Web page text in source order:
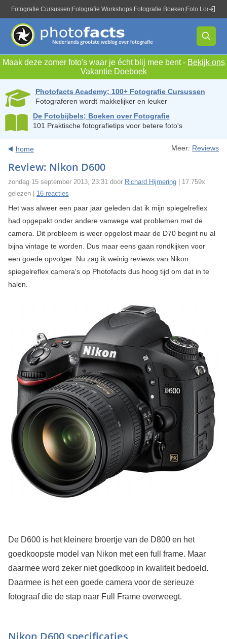
Fotografie Cursussen Fotografie Workshops Fotografie Boeken Foto Locaties
Maak deze zomer foto's waar je écht blij mee bent - Bekijk ons
Vakantie Doeboek
Photofacts Academy; 100+ Fotografie Cursussen
Fotograferen wordt makkelijker en leuker
De Fotobijbels; Boeken over Fotografie
101 Praktische fotografietips voor betere foto's
home Meer: Reviews
Review: Nikon D600
zondag 15 september 2013, 23:31 door Richard Hijmering| 17.759x
gelezen | 16 reacties
Het was alweer een paar jaar geleden dat ik mijn spiegelreflex
had opgepakt onder andere vanwege wat problemen met de
camera. Dit probleem is weer opgelost maar de D70 begint nu al
bijna vintage te worden. Dus maar eens gaan rondkijken voor
een goede opvolger. Nu zag ik weinig reviews van Nikon
spiegelreflex camera's op Photofacts dus hoog tijd om dat in te
halen.
De D600 is het kleinere broertje van de D800 en het
goedkoopste model van Nikon met een full frame. Maar
daarmee word zeker niet goedkoop in kwaliteit bedoeld.
Daarmee is het een goede camera voor de serieuze
fotograaf die de stap naar Full Frame overweegt.